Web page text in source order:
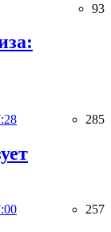
93
285
257